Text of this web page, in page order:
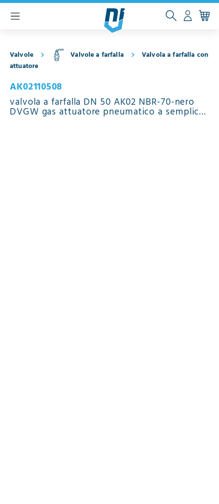
principale
Valvole Valvole a farfalla
Valvola a farfalla con
attuatore
AK02110508
valvola a farfalla DN 50 AK02 NBR-70-nero
DVGW gas attuatore pneumatico a semplice